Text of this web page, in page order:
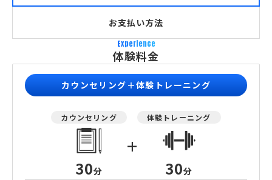
お支払い方法
Experience
体験料金
カウンセリング＋体験トレーニング
カウンセリング
30分
+
体験トレーニング
30分